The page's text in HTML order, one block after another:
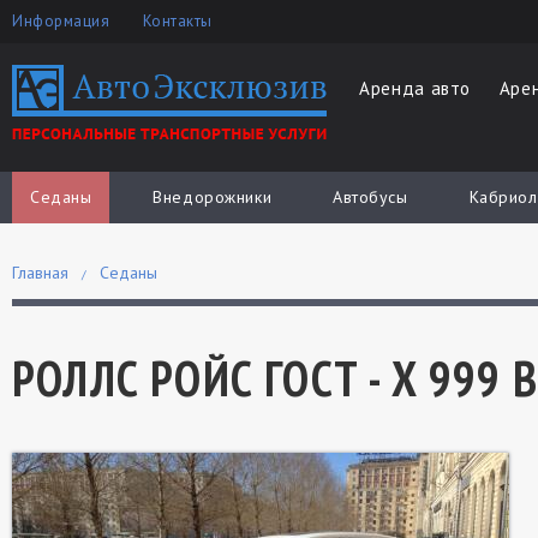
Информация Контакты
Аренда авто
Седаны Внедорожники Автобусы
Главная Седаны
РОЛЛС РОЙС ГОСТ - Х 999